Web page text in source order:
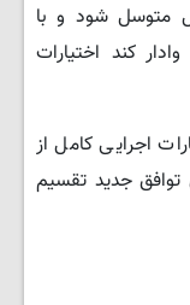
متوسل شود و با
کند اختیارات
اجرایی کامل از
توافق جدید تقسیم